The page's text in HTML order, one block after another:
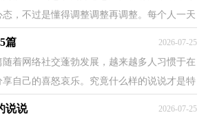
，不过是懂得调整调整再调整。每个人一天
篇 2026-07-25
着网络社交蓬勃发展，越来越多人习惯于在
自己的喜怒哀乐。究竟什么样的说说才是特
大家整理的一个人的说说，仅供...
说说 2026-07-25